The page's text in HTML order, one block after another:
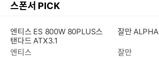
스폰서 PICK
엔티스 ES 800W 80PLUS스
탠다드 ATX3.1
엔티스
잘만
잘만